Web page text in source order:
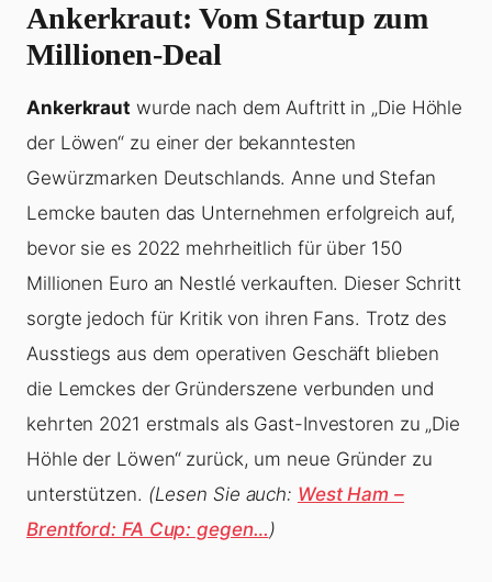
Ankerkraut: Vom Startup zum
Millionen-Deal
Ankerkraut wurde nach dem Auftritt in „Die Höhle
der Löwen“ zu einer der bekanntesten
Gewürzmarken Deutschlands. Anne und Stefan
Lemcke bauten das Unternehmen erfolgreich auf,
bevor sie es 2022 mehrheitlich für über 150
Millionen Euro an Nestlé verkauften. Dieser Schritt
sorgte jedoch für Kritik von ihren Fans. Trotz des
Ausstiegs aus dem operativen Geschäft blieben
die Lemckes der Gründerszene verbunden und
kehrten 2021 erstmals als Gast-Investoren zu „Die
Höhle der Löwen“ zurück, um neue Gründer zu
unterstützen. (Lesen Sie auch: West Ham –
Brentford: FA Cup: gegen…)